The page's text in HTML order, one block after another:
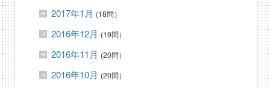
2017年1月 (18問）
2016年12月 (19問）
2016年11月 (20問）
2016年10月 (20問）